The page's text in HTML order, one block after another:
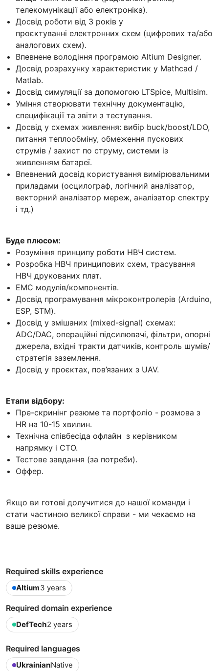
телекомунікації або електроніка).
Досвід роботи від 3 років у
проєктуванні електронних схем (цифрових та/або
аналогових схем).
Впевнене володіння програмою Altium Designer.
Досвід розрахунку характеристик у Mathcad /
Matlab.
Досвід симуляції за допомогою LTSpice, Multisim.
Уміння створювати технічну документацію,
специфікації та звіти з тестування.
Досвід у схемах живлення: вибір buck/boost/LDO,
питання теплообміну, обмеження пускових
струмів / захист по струму, системи із
живленням батареї.
Впевнений досвід користування вимірювальними
приладами (осцилограф, логічний аналізатор,
векторний аналізатор мереж, аналізатор спектру
і тд.)
Буде плюсом:
Розуміння принципу роботи НВЧ систем.
Розробка НВЧ принципових схем, трасування
НВЧ друкованих плат.
ЕМС модулів/компонентів.
Досвід програмування мікроконтролерів (Arduino,
ESP, STM).
Досвід у змішаних (mixed-signal) схемах:
ADC/DAC, операційні підсилювачі, фільтри, опорні
джерела, вхідні тракти датчиків, контроль шумів/
стратегія заземлення.
Досвід у проєктах, пов’язаних з UAV.
Етапи відбору:
Пре-скринінг резюме та портфоліо - розмова з
HR на 10-15 хвилин.
Технічна співбесіда офлайн з керівником
напрямку і CTO.
Тестове завдання (за потреби).
Оффер.
Якщо ви готові долучитися до нашої команди і
стати частиною великої справи - ми чекаємо на
ваше резюме.
Required skills experience
Altium3 years
Required domain experience
DefTech2 years
Required languages
UkrainianNative